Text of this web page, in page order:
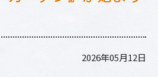
2026年05月12日